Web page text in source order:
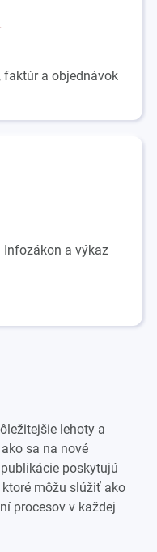
faktúr a objednávok
Infozákon a výkaz
lehoty a
sa na nové
poskytujú
môžu slúžiť ako
procesov v každej